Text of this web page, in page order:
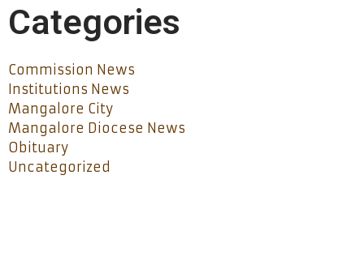
Categories
Commission News
Institutions News
Mangalore City
Mangalore Diocese News
Obituary
Uncategorized